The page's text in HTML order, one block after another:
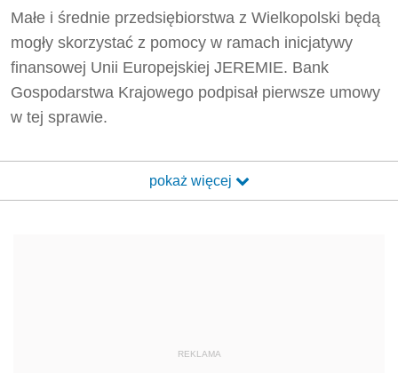
Małe i średnie przedsiębiorstwa z Wielkopolski będą
mogły skorzystać z pomocy w ramach inicjatywy
finansowej Unii Europejskiej JEREMIE. Bank
Gospodarstwa Krajowego podpisał pierwsze umowy
w tej sprawie.
pokaż więcej
REKLAMA